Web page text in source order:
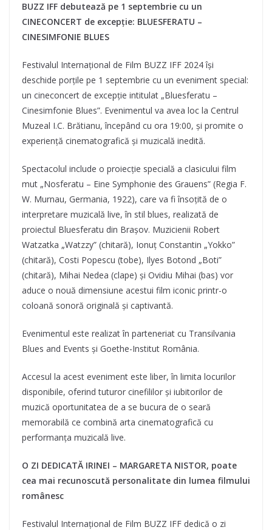
BUZZ IFF debutează pe 1 septembrie cu un
CINECONCERT de excepție: BLUESFERATU –
CINESIMFONIE BLUES
Festivalul Internațional de Film BUZZ IFF 2024 își
deschide porțile pe 1 septembrie cu un eveniment special:
un cineconcert de excepție intitulat „Bluesferatu –
Cinesimfonie Blues”. Evenimentul va avea loc la Centrul
Muzeal I.C. Brătianu, începând cu ora 19:00, și promite o
experiență cinematografică și muzicală inedită.
Spectacolul include o proiecție specială a clasicului film
mut „Nosferatu – Eine Symphonie des Grauens” (Regia F.
W. Murnau, Germania, 1922), care va fi însoțită de o
interpretare muzicală live, în stil blues, realizată de
proiectul Bluesferatu din Brașov. Muzicienii Robert
Watzatka „Watzzy” (chitară), Ionuț Constantin „Yokko”
(chitară), Costi Popescu (tobe), Ilyes Botond „Boti”
(chitară), Mihai Nedea (clape) și Ovidiu Mihai (bas) vor
aduce o nouă dimensiune acestui film iconic printr-o
coloană sonoră originală și captivantă.
Evenimentul este realizat în parteneriat cu Transilvania
Blues and Events și Goethe-Institut România.
Accesul la acest eveniment este liber, în limita locurilor
disponibile, oferind tuturor cinefililor și iubitorilor de
muzică oportunitatea de a se bucura de o seară
memorabilă ce combină arta cinematografică cu
performanța muzicală live.
O ZI DEDICATĂ IRINEI – MARGARETA NISTOR, poate
cea mai recunoscută personalitate din lumea filmului
românesc
Festivalul Internațional de Film BUZZ IFF dedică o zi